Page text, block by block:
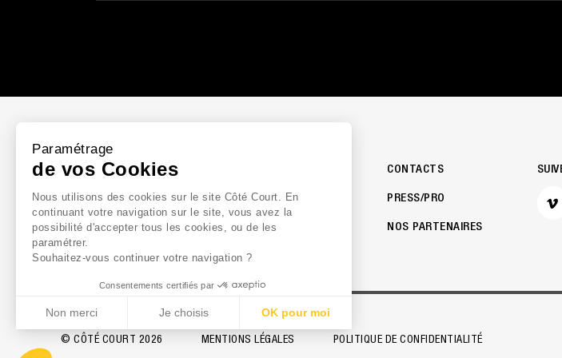
CONTACTS
PRESS/PRO
NOS PARTENAIRES
MENTIONS LÉGALES POLITIQUE DE CONFIDENTIALITÉ
© CÔTÉ COURT 2026
Paramétrage
de vos Cookies
Nous utilisons des cookies sur le site Côté Court. En
continuant votre navigation sur le site, vous avez la
possibilité d'accepter tous les cookies, ou de les
paramétrer.
Souhaitez-vous continuer votre navigation ?
Consentements certifiés par
Non merci Je choisis OK pour moi
Axeptio consent
Plateforme de Gestion du Consentement : Personnalisez vos Options